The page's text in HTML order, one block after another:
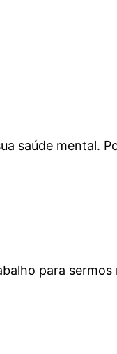
saúde mental.
para